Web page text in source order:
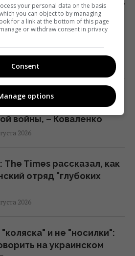
несколько новых зон
границы Украины, -
2026
самый
за всё время
войны, – Коваленко
2026
Times рассказал, как
отряд "глубоких
2026
и не "носилки":
на украинском
your personal data on the basis
you can object to by managing
for a link at the bottom of this page
or withdraw consent in privacy
Consent
options